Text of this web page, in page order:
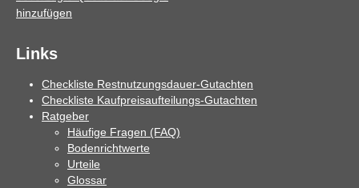
Links
Checkliste Restnutzungsdauer-Gutachten
Checkliste Kaufpreisaufteilungs-Gutachten
Ratgeber
Häufige Fragen (FAQ)
Bodenrichtwerte
Urteile
Glossar